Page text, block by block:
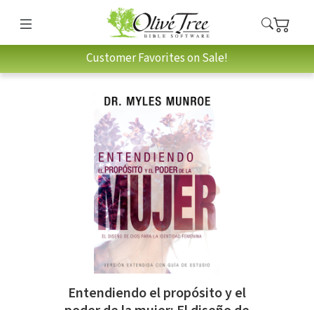
Customer Favorites on Sale!
Entendiendo el propósito y el